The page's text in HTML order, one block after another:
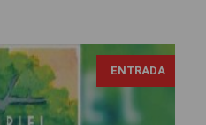
ENTRADA